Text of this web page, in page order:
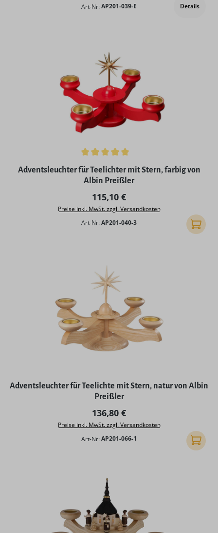
Art-Nr:AP201-039-E Details
Durchschnittliche Bewertung von 5 von 5 Sternen
Adventsleuchter für Teelichter mit Stern, farbig von
Albin Preißler
Regulärer Preis:
115,10 €
Preise inkl. MwSt. zzgl. Versandkosten
Art-Nr:AP201-040-3 In den
Adventsleuchter für Teelichte mit Stern, natur von Albin
Preißler
Regulärer Preis:
136,80 €
Preise inkl. MwSt. zzgl. Versandkosten
Art-Nr:AP201-066-1 In den